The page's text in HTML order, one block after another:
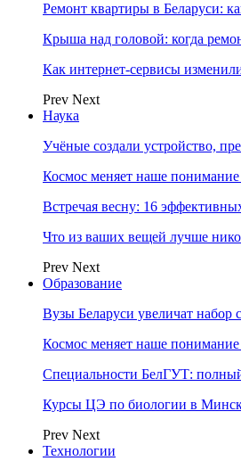
Ремонт квартиры в Беларуси:
Крыша над головой: когда
Как интернет-сервисы
Prev Next
Наука
Учёные создали устройство,
Космос меняет наше понимание
Встречая весну: 16
Что из ваших вещей лучше
Prev Next
Образование
Вузы Беларуси увеличат набор
Космос меняет наше понимание
Специальности БелГУТ:
Курсы ЦЭ по биологии в
Prev Next
Технологии